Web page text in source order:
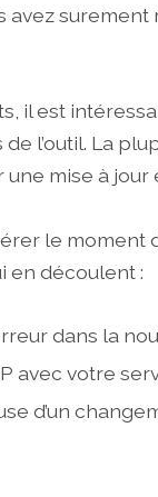
surement
il est
l’outil. La
mise à
le moment
en découlent :
dans la
avec votre
d’un